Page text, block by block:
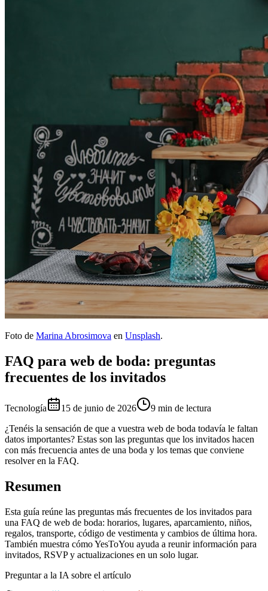
Foto de Marina Abrosimova en Unsplash.
FAQ para web de boda: preguntas
frecuentes de los invitados
Tecnología 15 de junio de 2026
9 min de lectura
¿Tenéis la sensación de que a vuestra web de boda todavía le faltan
datos importantes? Estas son las preguntas que los invitados hacen
con más frecuencia antes de una boda y los temas que conviene
resolver en la FAQ.
Resumen
Esta guía reúne las preguntas más frecuentes de los invitados para
una FAQ de web de boda: horarios, lugares, aparcamiento, niños,
regalos, transporte, código de vestimenta y cambios de última hora.
También muestra cómo YesToYou ayuda a reunir información para
invitados, RSVP y actualizaciones en un solo lugar.
Preguntar a la IA sobre el artículo